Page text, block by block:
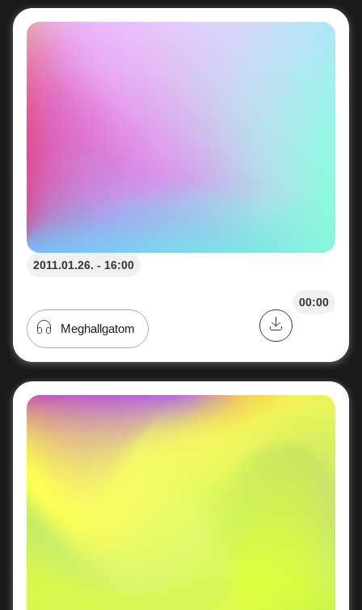
2011.01.26. - 16:00
00:00
Meghallgatom